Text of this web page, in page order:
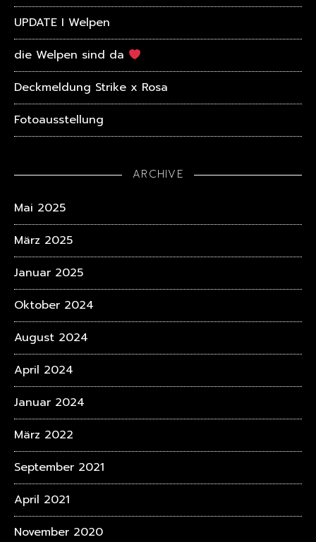
UPDATE I Welpen
die Welpen sind da
Deckmeldung Strike x Rosa
Fotoausstellung
ARCHIVE
Mai 2025
März 2025
Januar 2025
Oktober 2024
August 2024
April 2024
Januar 2024
März 2022
September 2021
April 2021
November 2020